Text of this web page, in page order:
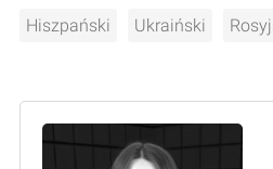
Hiszpański Ukraiński